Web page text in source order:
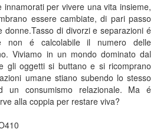
innamorati per vivere una vita insieme,
essere cambiate, di pari passo
di divorzi e separazioni é
non é calcolabile il numero delle
Viviamo in un mondo dominato dal
gli oggetti si buttano e si ricomprano
umane stiano subendo lo stesso
un consumismo relazionale. Ma é
alla coppia per restare viva?